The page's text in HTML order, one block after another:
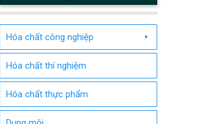
Hóa chất công nghiệp
Hóa chất thí nghiệm
Hóa chất thực phẩm